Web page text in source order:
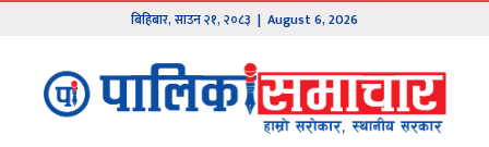
बिहिबार,साउन२१,२०८३ | August 6, 2026
मुख्य
समाचार